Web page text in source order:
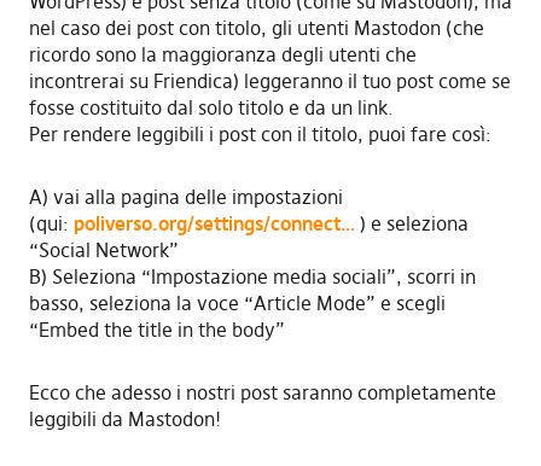
nel caso dei post con titolo, gli utenti Mastodon (che
ricordo sono la maggioranza degli utenti che
incontrerai su Friendica) leggeranno il tuo post come se
fosse costituito dal solo titolo e da un link.
Per rendere leggibili i post con il titolo, puoi fare così:
A) vai alla pagina delle impostazioni
(qui: poliverso.org/settings/connect… ) e seleziona
“Social Network”
B) Seleziona “Impostazione media sociali”, scorri in
basso, seleziona la voce “Article Mode” e scegli
“Embed the title in the body”
Ecco che adesso i nostri post saranno completamente
leggibili da Mastodon!